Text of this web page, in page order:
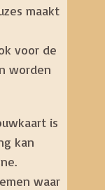
maakt
voor de
worden
is
kan
waar